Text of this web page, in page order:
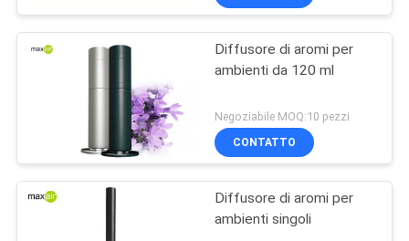
Diffusore di aromi per
ambienti da 120 ml
Negoziabile MOQ:10 pezzi
CONTATTO
Diffusore di aromi per
ambienti singoli